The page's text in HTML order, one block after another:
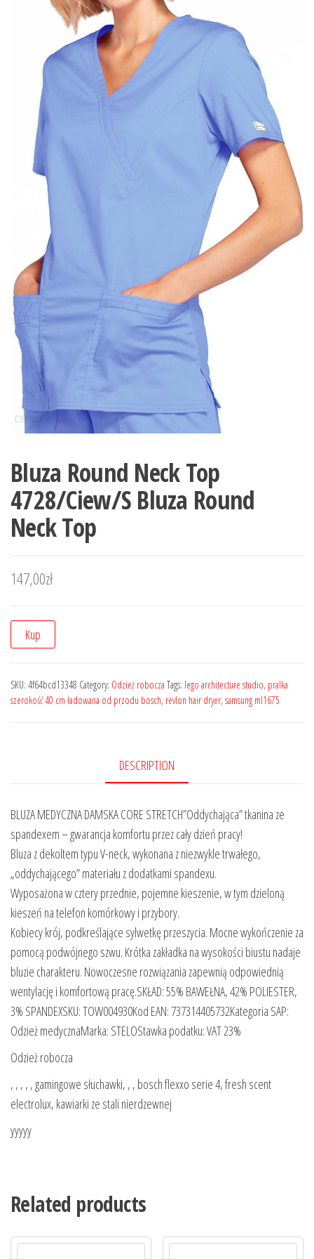
Bluza Round Neck Top
4728/Ciew/S Bluza Round
Neck Top
147,00zł
Kup
SKU: 4f64bcd13348 Category: Odzież robocza Tags: lego architecture studio, pralka
szerokość 40 cm ładowana od przodu bosch, revlon hair dryer, samsung ml1675
DESCRIPTION
BLUZA MEDYCZNA DAMSKA CORE STRETCH”Oddychająca” tkanina ze
spandexem – gwarancja komfortu przez cały dzień pracy!
Bluza z dekoltem typu V-neck, wykonana z niezwykle trwałego,
„oddychającego” materiału z dodatkami spandexu.
Wyposażona w cztery przednie, pojemne kieszenie, w tym dzieloną
kieszeń na telefon komórkowy i przybory.
Kobiecy krój, podkreślające sylwetkę przeszycia. Mocne wykończenie za
pomocą podwójnego szwu. Krótka zakładka na wysokości biustu nadaje
bluzie charakteru. Nowoczesne rozwiązania zapewnią odpowiednią
wentylację i komfortową pracę.SKŁAD: 55% BAWEŁNA, 42% POLIESTER,
3% SPANDEXSKU: TOW004930Kod EAN: 737314405732Kategoria SAP:
Odzież medycznaMarka: STELOStawka podatku: VAT 23%
Odzież robocza
, , , , , gamingowe słuchawki, , , bosch flexxo serie 4, fresh scent
electrolux, kawiarki ze stali nierdzewnej
yyyyy
Related products